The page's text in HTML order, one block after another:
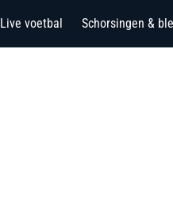
Live voetbal Schorsingen &